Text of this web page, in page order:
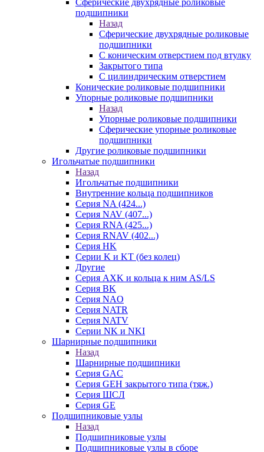
Сферические двухрядные роликовые
подшипники
Назад
Сферические двухрядные роликовые
подшипники
С коническим отверстием под втулку
Закрытого типа
С цилиндрическим отверстием
Конические роликовые подшипники
Упорные роликовые подшипники
Назад
Упорные роликовые подшипники
Сферические упорные роликовые
подшипники
Другие роликовые подшипники
Игольчатые подшипники
Назад
Игольчатые подшипники
Внутренние кольца подшипников
Серия NA (424...)
Серия NAV (407...)
Серия RNA (425...)
Серия RNAV (402...)
Серия HK
Серии K и KT (без колец)
Другие
Серия AXK и кольца к ним AS/LS
Серия BK
Серия NAO
Серия NATR
Серия NATV
Серии NK и NKI
Шарнирные подшипники
Назад
Шарнирные подшипники
Серия GAC
Серия GEH закрытого типа (тяж.)
Серия ШСЛ
Серия GE
Подшипниковые узлы
Назад
Подшипниковые узлы
Подшипниковые узлы в сборе